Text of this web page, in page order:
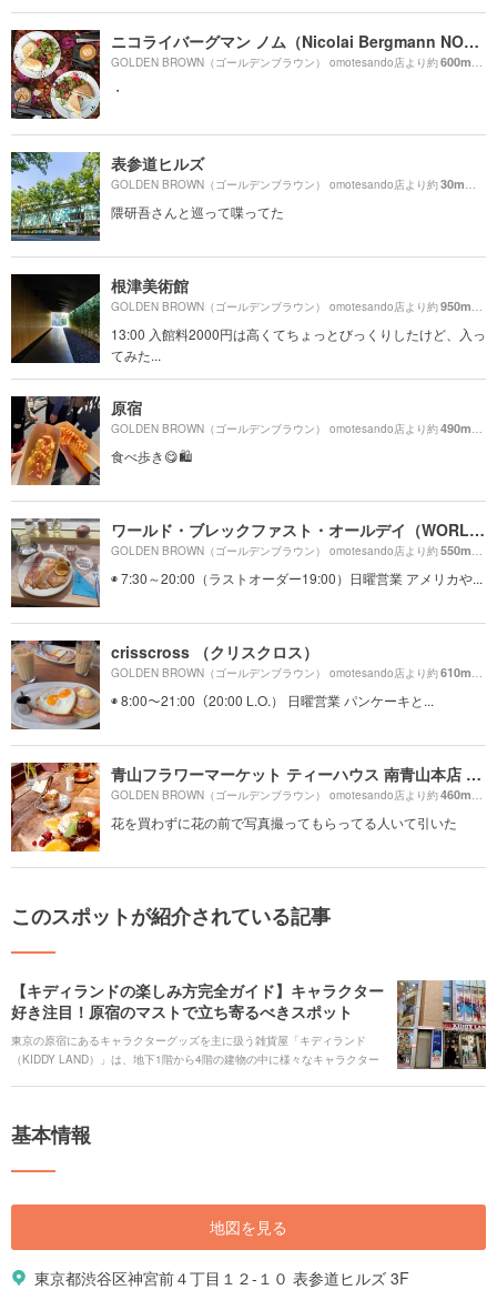
ニコライバーグマン ノム（Nicolai Bergmann NOMU ）
GOLDEN BROWN（ゴールデンブラウン） omotesando店より約600m
・
表参道ヒルズ
GOLDEN BROWN（ゴールデンブラウン） omotesando店より約30m
隈研吾さんと巡って喋ってた
根津美術館
GOLDEN BROWN（ゴールデンブラウン） omotesando店より約950m
13:00 入館料2000円は高くてちょっとびっくりしたけど、入っ
てみた...
原宿
GOLDEN BROWN（ゴールデンブラウン） omotesando店より約490m
食べ歩き😋🛍
ワールド・ブレックファスト・オールデイ（WORLD BREAKFAST ALLDAY）
GOLDEN BROWN（ゴールデンブラウン） omotesando店より約550m
◉ 7:30～20:00（ラストオーダー19:00）日曜営業 アメリカや...
crisscross （クリスクロス）
GOLDEN BROWN（ゴールデンブラウン） omotesando店より約610m
◉ 8:00〜21:00（20:00 L.O.） 日曜営業 パンケーキと...
青山フラワーマーケット ティーハウス 南青山本店 （Aoyama Flower Market TEA HOUSE）
GOLDEN BROWN（ゴールデンブラウン） omotesando店より約460m
花を買わずに花の前で写真撮ってもらってる人いて引いた
このスポットが紹介されている記事
【キディランドの楽しみ方完全ガイド】キャラクター
好き注目！原宿のマストで立ち寄るべきスポット
東京の原宿にあるキャラクターグッズを主に扱う雑貨屋「キディランド
（KIDDY LAND）」は、地下1階から4階の建物の中に様々なキャラクター
とっても楽しいお店です。 今回はそんなポップカルチャーを発信し続ける
基本情報
地図を見る
東京都渋谷区神宮前４丁目１２-１０ 表参道ヒルズ 3F